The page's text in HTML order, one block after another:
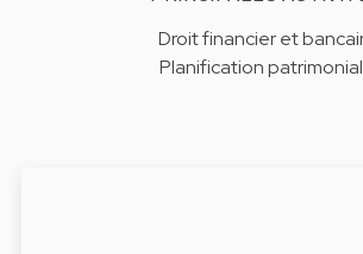
Droit financier et
Planification